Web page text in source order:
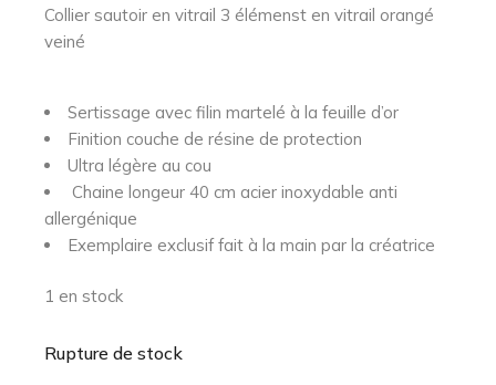
Collier sautoir en vitrail 3 élémenst en vitrail orangé
veiné
Sertissage avec filin martelé à la feuille d’or
Finition couche de résine de protection
Ultra légère au cou
Chaine longeur 40 cm acier inoxydable anti
allergénique
Exemplaire exclusif fait à la main par la créatrice
1 en stock
Rupture de stock